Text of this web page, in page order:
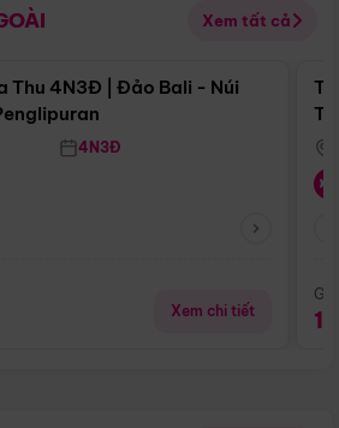
Xem tất cả
Điểm nổi bật
Thu 4N3Đ | Đảo Bali - Núi
4N3Đ
Xem chi tiết